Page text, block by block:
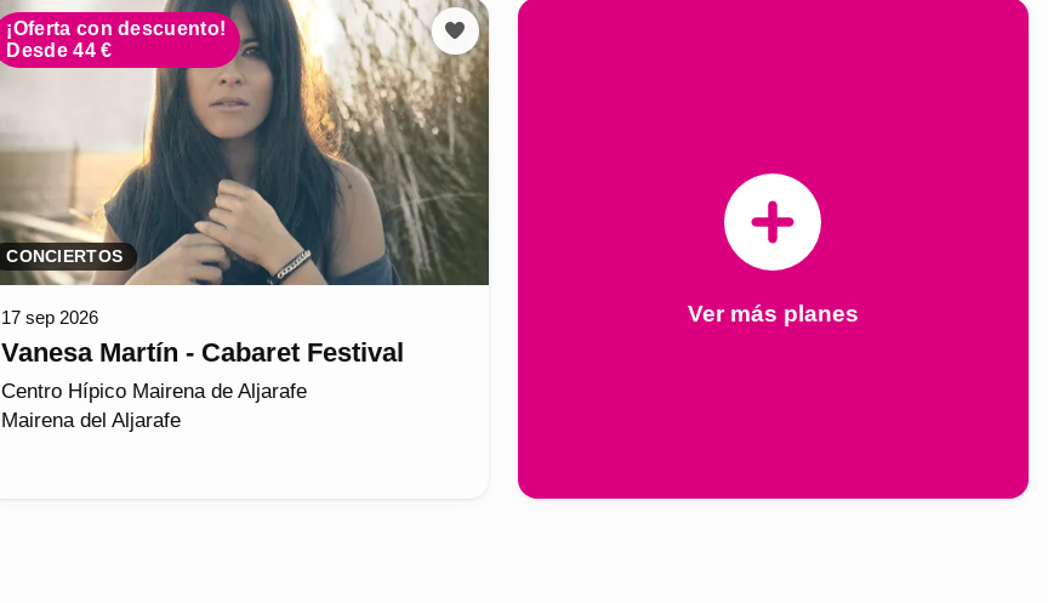
¡Oferta con descuento!
Desde 44 €
CONCIERTOS
17 sep 2026
Vanesa Martín - Cabaret Festival
Centro Hípico Mairena de Aljarafe
Mairena del Aljarafe
Ver más planes